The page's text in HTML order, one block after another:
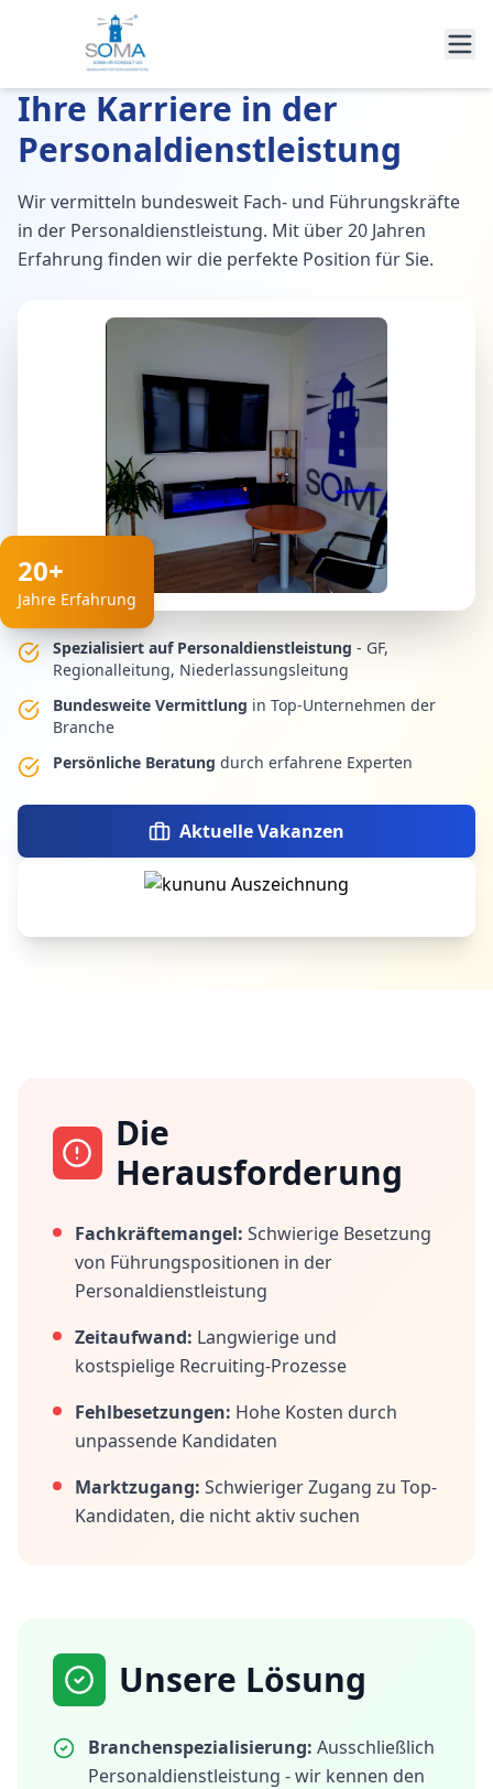
Ihre Karriere in der
Personaldienstleistung
Wir vermitteln bundesweit Fach- und Führungskräfte
in der Personaldienstleistung. Mit über 20 Jahren
Erfahrung finden wir die perfekte Position für Sie.
20+
Jahre Erfahrung
Spezialisiert auf Personaldienstleistung - GF,
Regionalleitung, Niederlassungsleitung
Bundesweite Vermittlung in Top-Unternehmen der
Branche
Persönliche Beratung durch erfahrene Experten
Aktuelle Vakanzen
Die
Herausforderung
Fachkräftemangel: Schwierige Besetzung
von Führungspositionen in der
Personaldienstleistung
Zeitaufwand: Langwierige und
kostspielige Recruiting-Prozesse
Fehlbesetzungen: Hohe Kosten durch
unpassende Kandidaten
Marktzugang: Schwieriger Zugang zu Top-
Kandidaten, die nicht aktiv suchen
Unsere Lösung
Branchenspezialisierung: Ausschließlich
Personaldienstleistung - wir kennen den